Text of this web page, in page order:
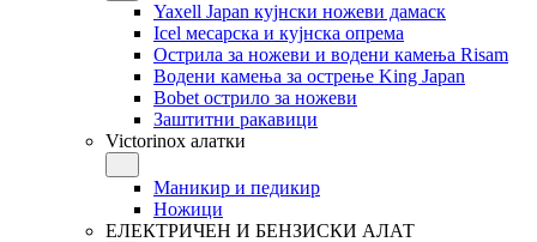
Yaxell Japan кујнски ножеви дамаск
Icel месарска и кујнска опрема
Острила за ножеви и водени камења Risam
Водени камења за острење King Japan
Bobet острило за ножеви
Заштитни ракавици
Victorinox алатки
Маникир и педикир
Ножици
ЕЛЕКТРИЧЕН И БЕНЗИСКИ АЛАТ